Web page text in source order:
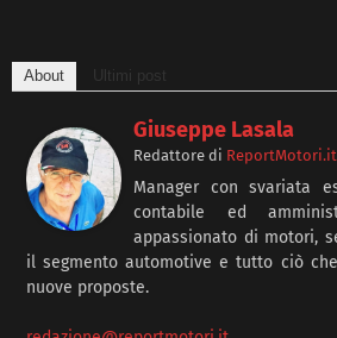
About Ultimi post
Giuseppe Lasala
Redattore di ReportMotori.it
Manager con svariata
contabile ed
appassionato di motori,
il segmento automotive e tutto ciò
nuove proposte.